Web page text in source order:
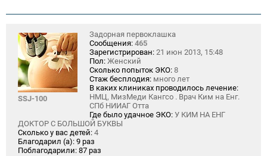
SSJ-100
Задорная первоклашка
Сообщения: 465
Зарегистрирован: 21 июн 2013, 15:48
Пол: Женский
Сколько попыток ЭКО: 8
Стаж бесплодия: много лет
В каких клиниках проводилось лечение:
НМЦ, МизМеди Кангсо . Врач Ким на Енг.
СПб НИИАГ Отта
Где было удачное ЭКО: У КИМ НА ЕНГ
ДОКТОР С БОЛЬШОЙ БУКВЫ
Сколько у вас детей: 4
Благодарил (а): 9 раз
Поблагодарили: 87 раз